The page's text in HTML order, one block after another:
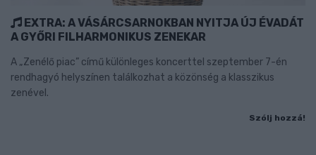
EXTRA: A VÁSÁRCSARNOKBAN NYITJA ÚJ ÉVADÁT
A GYŐRI FILHARMONIKUS ZENEKAR
A „Zenélő piac” című különleges koncerttel szeptember 7-én
rendhagyó helyszínen találkozhat a közönség a klasszikus
zenével.
Szólj hozzá!